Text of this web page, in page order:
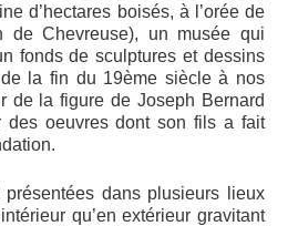
d’hectares boisés, à l’orée de
de Chevreuse), un musée qui
fonds de sculptures et dessins
la fin du 19ème siècle à nos
de la figure de Joseph Bernard
des oeuvres dont son fils a fait
dans plusieurs lieux
qu’en extérieur gravitant